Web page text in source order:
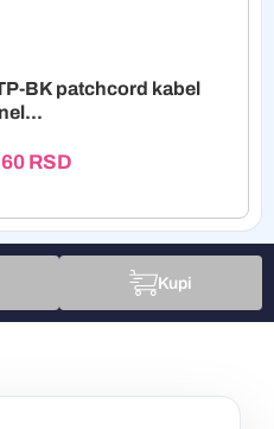
BK patchcord kabel
RSD
Kupi